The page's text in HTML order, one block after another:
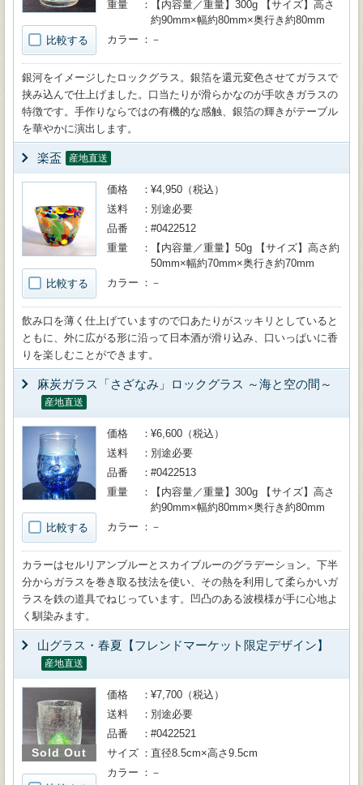
比較する
重量
【内容量／重量】300g 【サイズ】高さ
約90mm×幅約80mm×奥行き約80mm
カラー
－
銀河をイメージしたロックグラス。銀箔を還元変色させてガラスで
挟み込んで仕上げました。口当たりが滑らかなのが手吹きガラスの
特徴です。手作りならではの有機的な感触、銀箔の輝きがテーブル
を華やかに演出します。
楽盃 産地直送
比較する
価格
¥4,950（税込）
送料
別途必要
品番
#0422512
重量
【内容量／重量】50g 【サイズ】高さ約
50mm×幅約70mm×奥行き約70mm
カラー
－
飲み口を薄く仕上げていますので口あたりがスッキリとしていると
ともに、外に広がる形に沿って日本酒が滑り込み、口いっぱいに香
りを楽しむことができます。
麻炭ガラス「さざなみ」ロックグラス ～海と空の間～
産地直送
比較する
価格
¥6,600（税込）
送料
別途必要
品番
#0422513
重量
【内容量／重量】300g 【サイズ】高さ
約90mm×幅約80mm×奥行き約80mm
カラー
－
カラーはセルリアンブルーとスカイブルーのグラデーション。下半
分からガラスを巻き取る技法を使い、その熱を利用して柔らかいガ
ラスを鉄の道具でねじっています。凹凸のある波模様が手に心地よ
く馴染みます。
山グラス・春夏【フレンドマーケット限定デザイン】
産地直送
Sold Out
価格
¥7,700（税込）
送料
別途必要
品番
#0422521
サイズ
直径8.5cm×高さ9.5cm
カラー
－